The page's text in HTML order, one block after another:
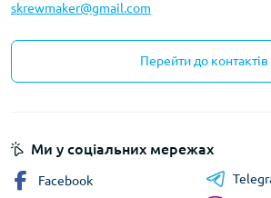
skrewmaker@gmail.com
Перейти до контактів
Ми у соціальних мережах
Facebook